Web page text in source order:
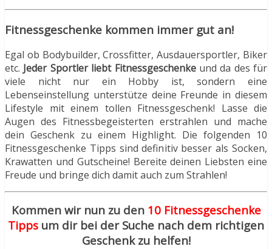
Fitnessgeschenke kommen immer gut an!
Egal ob Bodybuilder, Crossfitter, Ausdauersportler, Biker
etc. Jeder Sportler liebt Fitnessgeschenkeund da des für
viele nicht nur ein Hobby ist, sondern eine
Lebenseinstellung unterstütze deine Freunde in diesem
Lifestyle mit einem tollen Fitnessgeschenk! Lasse die
Augen des Fitnessbegeisterten erstrahlen und mache
dein Geschenk zu einem Highlight. Die folgenden 10
Fitnessgeschenke Tipps sind definitiv besser als Socken,
Krawatten und Gutscheine! Bereite deinen Liebsten eine
Freude und bringe dich damit auch zum Strahlen!
Kommen wir nun zu den 10 Fitnessgeschenke
Tipps um dir bei der Suche nach dem richtigen
Geschenk zu helfen!